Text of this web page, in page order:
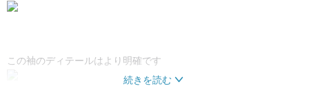
この袖のディテールはより明確です
続きを読む